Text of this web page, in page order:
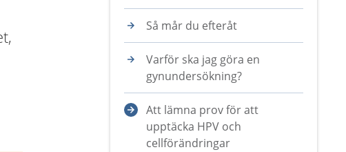
Så mår du efteråt
Varför ska jag göra en
gynundersökning?
Att lämna prov för att
upptäcka HPV och
cellförändringar